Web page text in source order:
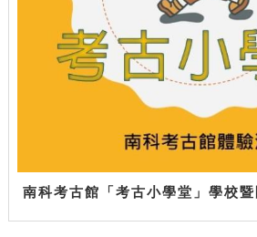
南科考古館「考古小學堂」學校